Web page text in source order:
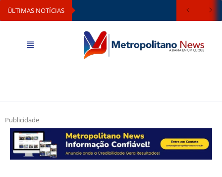
ÚLTIMAS NOTÍCIAS
Publicidade